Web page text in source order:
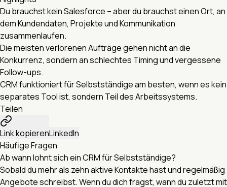
Du brauchst kein Salesforce – aber du brauchst einen Ort, an
dem Kundendaten, Projekte und Kommunikation
zusammenlaufen.
Die meisten verlorenen Aufträge gehen nicht an die
Konkurrenz, sondern an schlechtes Timing und vergessene
Follow-ups.
CRM funktioniert für Selbstständige am besten, wenn es kein
separates Tool ist, sondern Teil des Arbeitssystems.
Teilen
Link kopierenLinkedIn
Häufige Fragen
Ab wann lohnt sich ein CRM für Selbstständige?
Sobald du mehr als zehn aktive Kontakte hast und regelmäßig
Angebote schreibst. Wenn du dich fragst, wann du zuletzt mit